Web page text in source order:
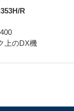
R
上のDX機